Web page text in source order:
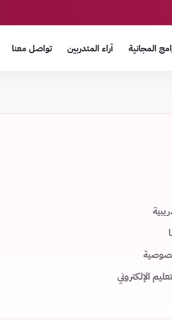
المجانية آراء المتدربين تواصل معنا
الإلكتروني